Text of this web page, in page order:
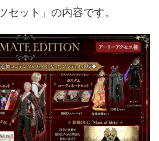
セット」の内容です。